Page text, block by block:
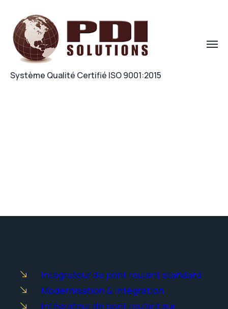
Système Qualité Certifié ISO 9001:2015
Intégrateur de pont roulant standard
Modernisation & intégration
Intégrateur de pont roulant sur